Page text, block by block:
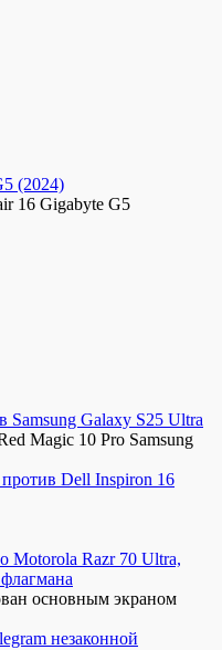
(2024)
16 Gigabyte G5
Samsung Galaxy S25 Ultra
Magic 10 Pro Samsung
Dell Inspiron 16
Motorola Razr 70 Ultra,
основным экраном
незаконной